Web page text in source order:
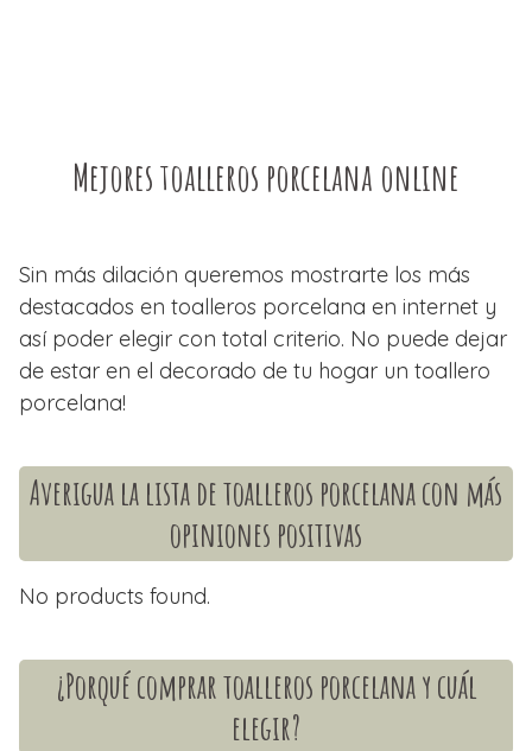
Mejores toalleros porcelana online
Sin más dilación queremos mostrarte los más
destacados en toalleros porcelana en internet y
así poder elegir con total criterio. No puede dejar
de estar en el decorado de tu hogar un toallero
porcelana!
Averigua la lista de toalleros porcelana con más
opiniones positivas
No products found.
¿Porqué comprar toalleros porcelana y cuál
elegir?